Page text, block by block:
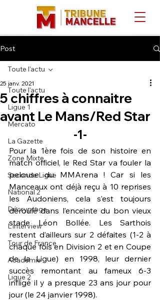
Post
Toute l'actu
Ligue 1
Mercato
La Gazette
Zone Mixte
Seconde Ligue
National 2
Décryptage
L'interview
Tour de France
Académie
Ligue 2
Toute l'actu
5 chiffres à connaitre
avant Le Mans/Red Star
25 janv. 2021
-1-
Pour la 1ère fois de son histoire en
match officiel, le Red Star va fouler la
pelouse du MMArena ! Car si les
Manceaux ont déjà reçu à 10 reprises
les Audoniens, cela s’est toujours
déroulé dans l’enceinte du bon vieux
stade Léon Bollée. Les Sarthois
restent d’ailleurs sur 2 défaites (1-2 à
chaque fois en Division 2 et en Coupe
de la Ligue) en 1998, leur dernier
succès remontant au fameux 6-3
infligé il y a presque 23 ans jour pour
jour (le 24 janvier 1998).